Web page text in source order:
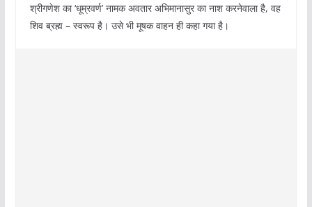
श्रीगणेश का ‘धूम्रवर्ण’ नामक अवतार अभिमानासुर का नाश करनेवाला है, वह
शिव ब्रह्म – स्वरूप है। उसे भी मूषक वाहन ही कहा गया है।